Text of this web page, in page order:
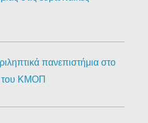
πανεπιστήμια στο
του ΚΜΟΠ